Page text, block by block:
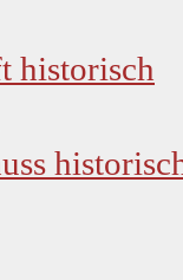
historisch